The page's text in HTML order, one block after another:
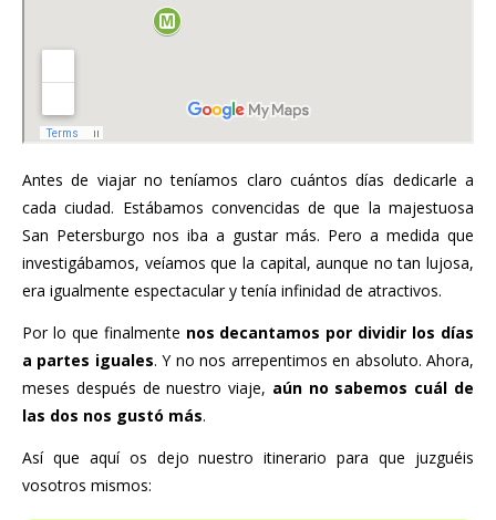
Antes de viajar no teníamos claro cuántos días dedicarle a
cada ciudad. Estábamos convencidas de que la majestuosa
San Petersburgo nos iba a gustar más. Pero a medida que
investigábamos, veíamos que la capital, aunque no tan lujosa,
era igualmente espectacular y tenía infinidad de atractivos.
Por lo que finalmente nos decantamos por dividir los días
a partes iguales. Y no nos arrepentimos en absoluto. Ahora,
meses después de nuestro viaje, aún no sabemos cuál de
las dos nos gustó más.
Así que aquí os dejo nuestro itinerario para que juzguéis
vosotros mismos: